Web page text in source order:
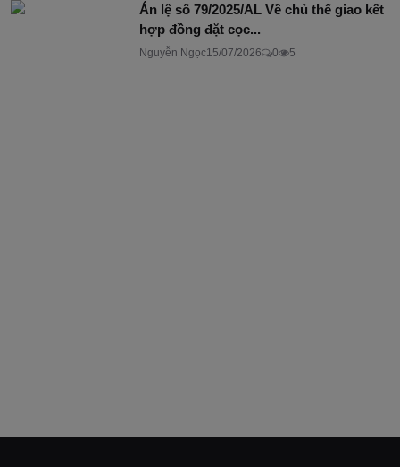
Án lệ số 79/2025/AL Về chủ thể giao kết
hợp đồng đặt cọc...
Nguyễn Ngọc15/07/2026 0 5